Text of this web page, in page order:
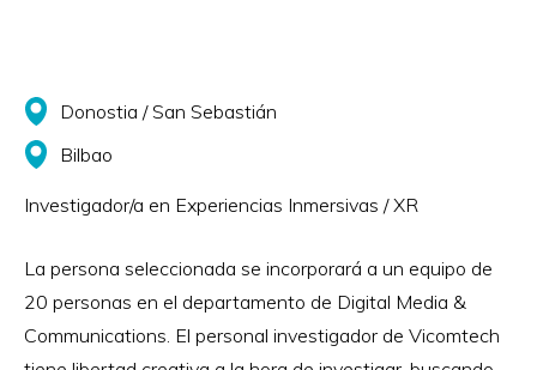
Donostia / San Sebastián
Bilbao
Investigador/a en Experiencias Inmersivas / XR
La persona seleccionada se incorporará a un equipo de
20 personas en el departamento de Digital Media &
Communications. El personal investigador de Vicomtech